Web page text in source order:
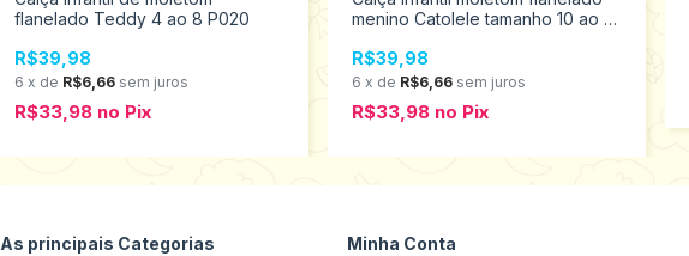
flanelado Teddy 4 ao 8 P020
R$39,98
6 x de R$6,66 sem juros
R$33,98 no Pix
menino Catolele tamanho 10 ao 14
R$39,98
6 x de R$6,66 sem juros
R$33,98 no Pix
As principais Categorias Minha Conta